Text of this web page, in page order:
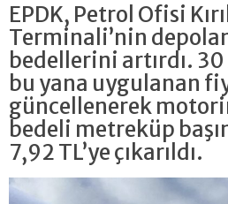
EPDK, Petrol Ofisi
Terminali’nin
bedellerini artırdı.
bu yana uygulanan
güncellenerek
bedeli metreküp
7,92 TL’ye çıkarıldı.